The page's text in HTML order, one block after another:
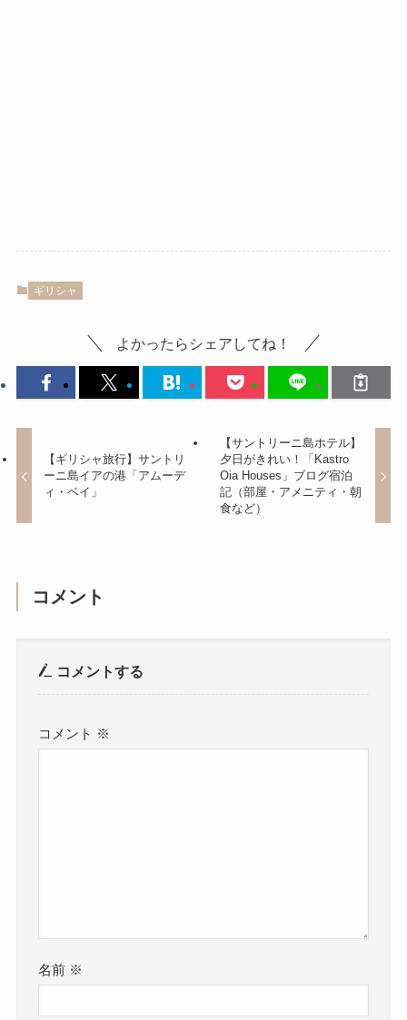
ギリシャ
よかったらシェアしてね！
【ギリシャ旅行】サントリ
ーニ島イアの港「アムーデ
ィ・ベイ」
【サントリーニ島ホテル】
夕日がきれい！「Kastro
Oia Houses」ブログ宿泊
記（部屋・アメニティ・朝
食など）
コメント
コメントする
コメント ※
名前 ※